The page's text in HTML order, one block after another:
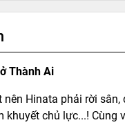
Thành Ai
nên Hinata phải rời
khuyết chủ lực...! Cùng